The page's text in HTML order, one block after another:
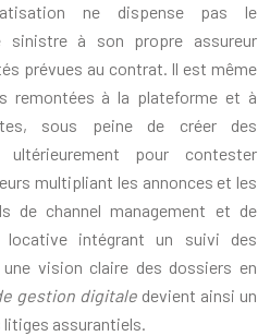
ne dispense pas le
sinistre à son propre assureur
prévues au contrat. Il est même
remontées à la plateforme et à
sous peine de créer des
ultérieurement pour contester
multipliant les annonces et les
de channel management et de
intégrant un suivi des
vision claire des dossiers en
gestion digitale devient ainsi un
litiges assurantiels.